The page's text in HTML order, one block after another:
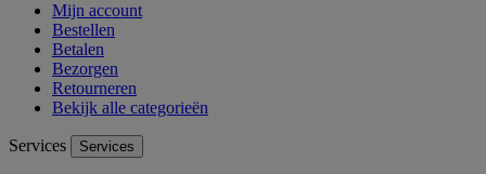
Mijn account
Bestellen
Betalen
Bezorgen
Retourneren
Bekijk alle categorieën
Services Services